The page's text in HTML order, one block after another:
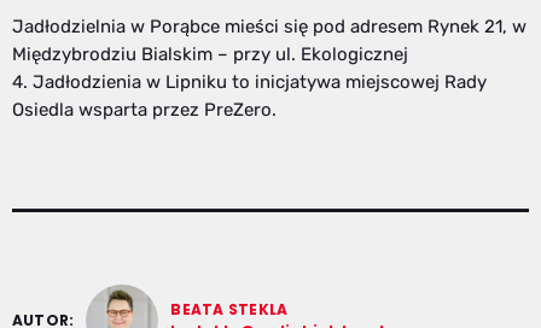
Jadłodzielnia w Porąbce mieści się pod adresem Rynek 21, w
Międzybrodziu Bialskim – przy ul. Ekologicznej
4. Jadłodzienia w Lipniku to inicjatywa miejscowej Rady
Osiedla wsparta przez PreZero.
AUTOR:
BEATA STEKLA